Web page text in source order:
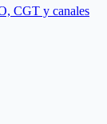
CGT y canales